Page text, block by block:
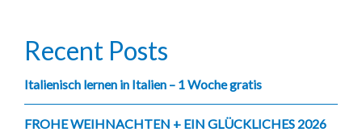
Recent Posts
Italienisch lernen in Italien – 1 Woche gratis
FROHE WEIHNACHTEN + EIN GLÜCKLICHES 2026